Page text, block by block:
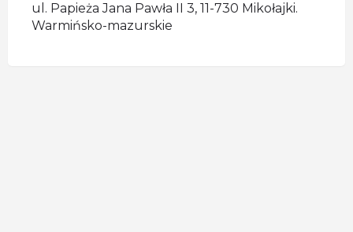
ul. Papieża Jana Pawła II 3, 11-730 Mikołajki.
Warmińsko-mazurskie